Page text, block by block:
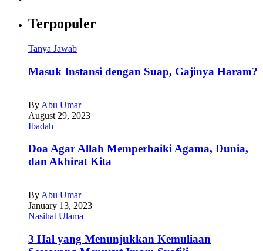
Terpopuler
Tanya Jawab
Masuk Instansi dengan Suap, Gajinya Haram?
By Abu Umar
August 29, 2023
Ibadah
Doa Agar Allah Memperbaiki Agama, Dunia,
dan Akhirat Kita
By Abu Umar
January 13, 2023
Nasihat Ulama
3 Hal yang Menunjukkan Kemuliaan